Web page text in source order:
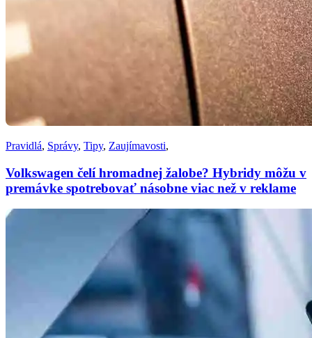
Pravidlá, Správy, Tipy, Zaujímavosti,
Volkswagen čelí hromadnej žalobe? Hybridy môžu v
premávke spotrebovať násobne viac než v reklame